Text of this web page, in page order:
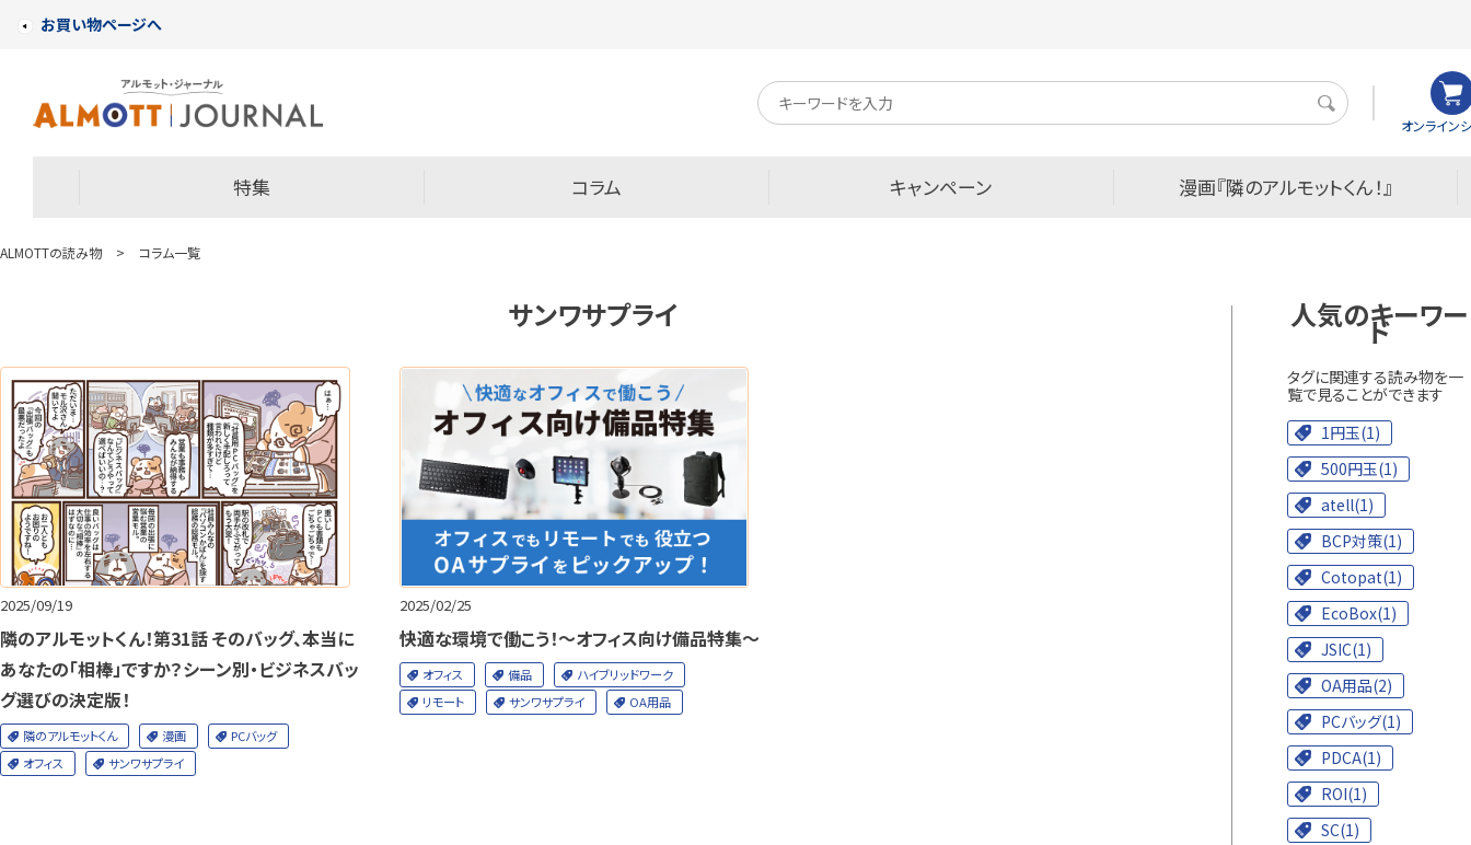
お買い物ページへ
キ
ワ
検
索
オンライン
特集 コラム キャンペーン 漫画『隣のアルモットくん！』
ALMOTTの読み物 > コラム一覧
サンワサプライ
2025/09/19
隣のアルモットくん！第31話 そのバッグ、本当に
あなたの「相棒」ですか？シーン別・ビジネスバッ
グ選びの決定版！
隣のアルモットくん 漫画
PCバッグ
オフィス
サンワサプライ
2025/02/25
快適な環境で働こう！～オフィス向け備品特集～
オフィス 備品
ハイブリッドワーク
リモート
サンワサプライ OA用品
人気のキーワー
ド
タグに関連する読み物を一
覧で見ることができます
1円玉(1)
500円玉(1)
atell(1)
BCP対策(1)
Cotopat(1)
EcoBox(1)
JSIC(1)
OA用品(2)
PCバッグ(1)
PDCA(1)
ROI(1)
SC(1)